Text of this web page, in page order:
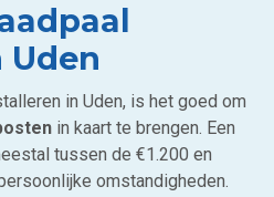
in Uden, is het goed om
in kaart te brengen. Een
tussen de €1.200 en
omstandigheden.